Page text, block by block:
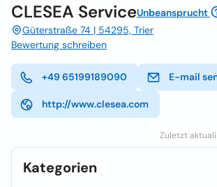
CLESEA ServiceUnbeansprucht
Güterstraße 74 | 54295, Trier
Bewertung schreiben
+49 65199189090 E-mail
http://www.clesea.com
Zuletzt
Kategorien